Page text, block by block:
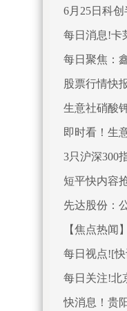
6月25日科
每日消息!卡
每日聚焦：
股票行情快
生意社硝酸
即时看！生
3只沪深300
短平快内容
先达股份：
【焦点热闻
每日视点![
每日关注!北
快消息！贵